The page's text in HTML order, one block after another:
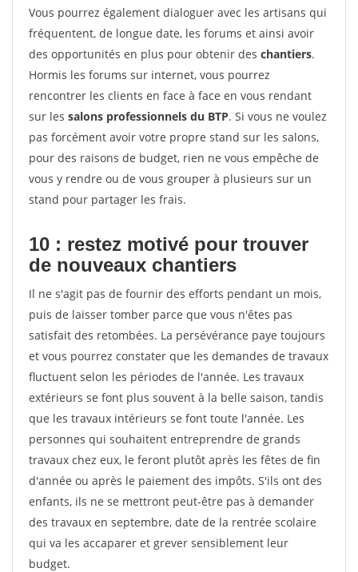
Vous pourrez également dialoguer avec les artisans qui
fréquentent, de longue date, les forums et ainsi avoir
des opportunités en plus pour obtenir des chantiers.
Hormis les forums sur internet, vous pourrez
rencontrer les clients en face à face en vous rendant
sur les salons professionnels du BTP. Si vous ne voulez
pas forcément avoir votre propre stand sur les salons,
pour des raisons de budget, rien ne vous empêche de
vous y rendre ou de vous grouper à plusieurs sur un
stand pour partager les frais.
10 : restez motivé pour trouver
de nouveaux chantiers
Il ne s'agit pas de fournir des efforts pendant un mois,
puis de laisser tomber parce que vous n'êtes pas
satisfait des retombées. La persévérance paye toujours
et vous pourrez constater que les demandes de travaux
fluctuent selon les périodes de l'année. Les travaux
extérieurs se font plus souvent à la belle saison, tandis
que les travaux intérieurs se font toute l'année. Les
personnes qui souhaitent entreprendre de grands
travaux chez eux, le feront plutôt après les fêtes de fin
d'année ou après le paiement des impôts. S'ils ont des
enfants, ils ne se mettront peut-être pas à demander
des travaux en septembre, date de la rentrée scolaire
qui va les accaparer et grever sensiblement leur
budget.